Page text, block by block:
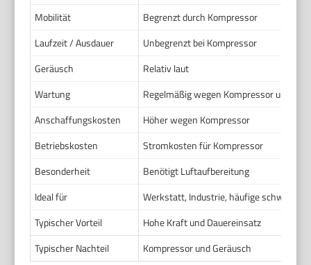
Mobilität
Begrenzt durch Kompressor
Laufzeit / Ausdauer
Unbegrenzt bei Kompressor
Geräusch
Relativ laut
Wartung
Regelmäßig wegen Kompressor und
Anschaffungskosten
Höher wegen Kompressor
Betriebskosten
Stromkosten für Kompressor
Besonderheit
Benötigt Luftaufbereitung
Ideal für
Werkstatt, Industrie, häufige schwere
Typischer Vorteil
Hohe Kraft und Dauereinsatz
Typischer Nachteil
Kompressor und Geräusch